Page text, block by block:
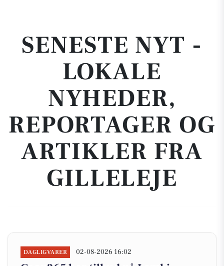
SENESTE NYT -
LOKALE
NYHEDER,
REPORTAGER OG
ARTIKLER FRA
GILLELEJE
DAGLIGVARER 02-08-2026 16:02